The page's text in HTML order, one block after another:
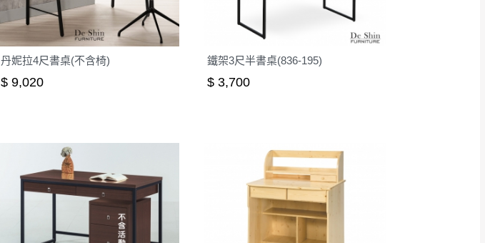
丹妮拉4尺書桌(不含椅)
$ 9,020
鐵架3尺半書桌(836-195)
$ 3,700